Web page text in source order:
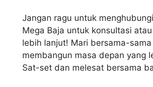
Jangan ragu untuk
Mega Baja untuk konsultasi
lebih lanjut! Mari bersama-sama
membangun masa depan yang
Sat-set dan melesat bersama